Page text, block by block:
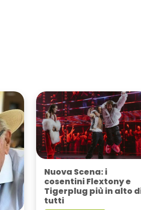
Nuova Scena: i
cosentini Flextony e
Tigerplug più in alto
tutti